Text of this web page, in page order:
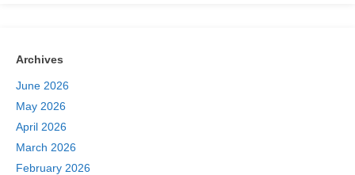
Archives
June 2026
May 2026
April 2026
March 2026
February 2026